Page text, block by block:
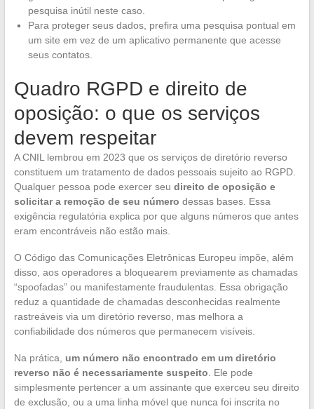
pesquisa inútil neste caso.
Para proteger seus dados, prefira uma pesquisa pontual em
um site em vez de um aplicativo permanente que acesse
seus contatos.
Quadro RGPD e direito de
oposição: o que os serviços
devem respeitar
A CNIL lembrou em 2023 que os serviços de diretório reverso
constituem um tratamento de dados pessoais sujeito ao RGPD.
Qualquer pessoa pode exercer seu direito de oposição e
solicitar a remoção de seu número dessas bases. Essa
exigência regulatória explica por que alguns números que antes
eram encontráveis não estão mais.
O Código das Comunicações Eletrônicas Europeu impõe, além
disso, aos operadores a bloquearem previamente as chamadas
“spoofadas” ou manifestamente fraudulentas. Essa obrigação
reduz a quantidade de chamadas desconhecidas realmente
rastreáveis via um diretório reverso, mas melhora a
confiabilidade dos números que permanecem visíveis.
Na prática, um número não encontrado em um diretório
reverso não é necessariamente suspeito . Ele pode
simplesmente pertencer a um assinante que exerceu seu direito
de exclusão, ou a uma linha móvel que nunca foi inscrita no